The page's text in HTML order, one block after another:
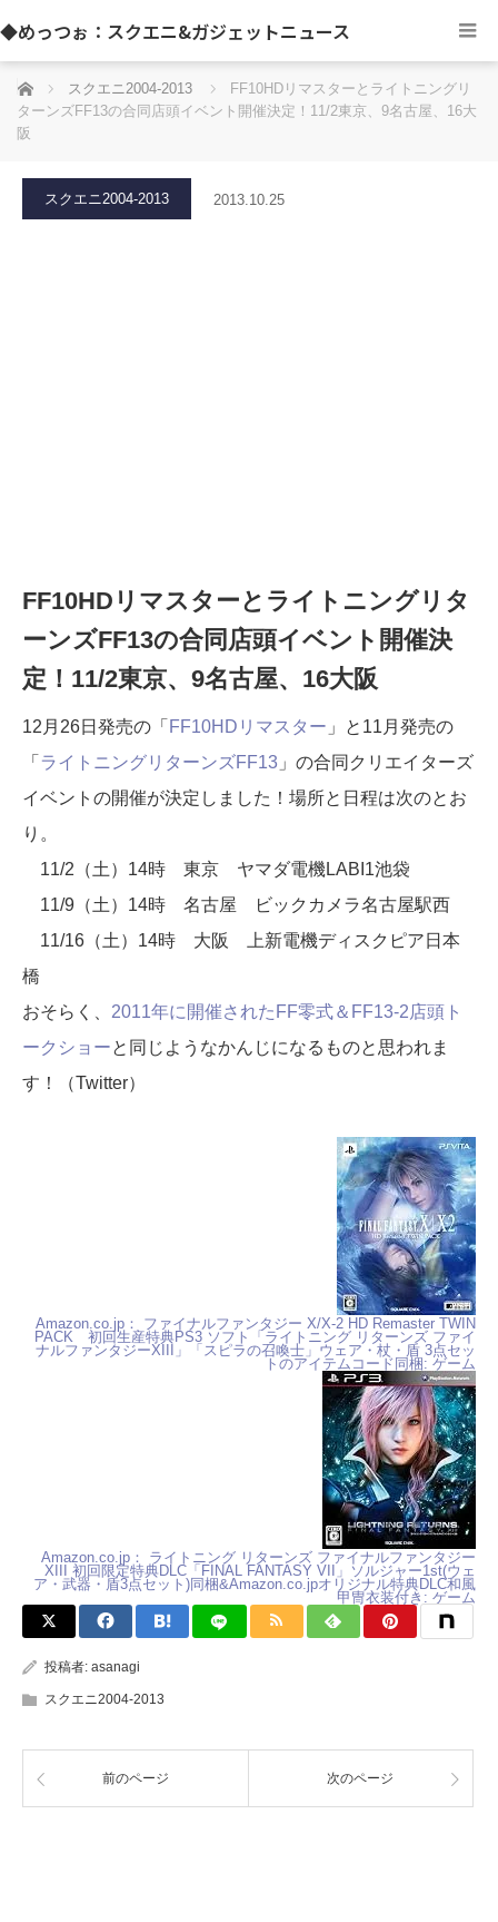
◆めっつぉ：スクエニ&ガジェットニュース
ホーム スクエニ2004-2013
FF10HDリマスターとライトニングリ
ターンズFF13の合同店頭イベント開催決定！11/2東京、9名古屋、16大
阪
スクエニ2004-2013 2013.10.25
FF10HDリマスターとライトニングリタ
ーンズFF13の合同店頭イベント開催決
定！11/2東京、9名古屋、16大阪
12月26日発売の「 FF10HDリマスター 」と11月発売の
「 ライトニングリターンズFF13 」の合同クリエイターズ
イベントの開催が決定しました！場所と日程は次のとお
り。
11/2（土）14時 東京 ヤマダ電機LABI1池袋
11/9（土）14時 名古屋 ビックカメラ名古屋駅西
11/16（土）14時 大阪 上新電機ディスクピア日本
橋
おそらく、 2011年に開催されたFF零式＆FF13-2店頭ト
ークショーと同じようなかんじになるものと思われま
す！（Twitter）
Amazon.co.jp： ファイナルファンタジー X/X-2 HD Remaster TWIN
PACK 初回生産特典PS3 ソフト「ライトニング リターンズ ファイ
ナルファンタジーXIII」「スピラの召喚士」ウェア・杖・盾 3点セッ
トのアイテムコード同梱: ゲーム
Amazon.co.jp： ライトニング リターンズ ファイナルファンタジー
XIII 初回限定特典DLC「FINAL FANTASY VII」ソルジャー1st(ウェ
ア・武器・盾3点セット)同梱&Amazon.co.jpオリジナル特典DLC和風
甲冑衣装付き: ゲーム
投稿者: asanagi
スクエニ2004-2013
前のページ 次のページ